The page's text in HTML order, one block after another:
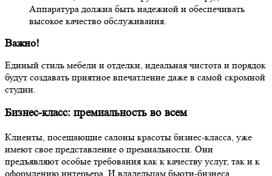
Аппаратура должна быть надежной и обеспечивать
высокое качество обслуживания.
Важно!
Единый стиль мебели и отделки, идеальная чистота и порядок
будут создавать приятное впечатление даже в самой скромной
студии.
Бизнес-класс: премиальность во всем
Клиенты, посещающие салоны красоты бизнес-класса, уже
имеют свое представление о премиальности. Они
предъявляют особые требования как к качеству услуг, так и к
оформлению интерьера. И владельцам бьюти-бизнеса